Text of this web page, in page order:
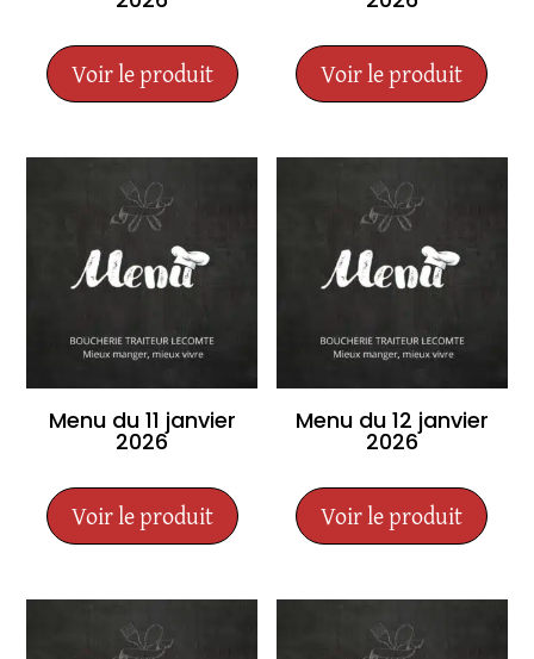
Voir le produit Voir le produit
Menu du 11 janvier
2026
Voir le produit
Menu du 12 janvier
2026
Voir le produit